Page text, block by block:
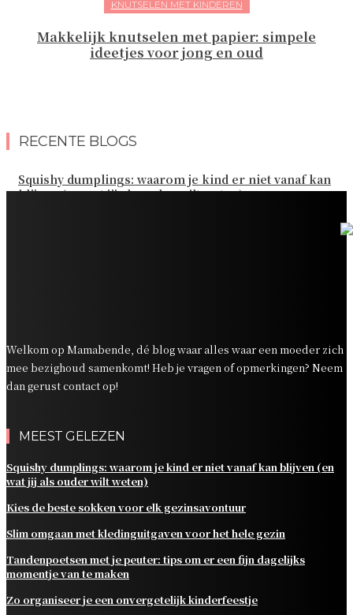
KNUTSELEN MET KINDEREN
Makkelijk knutselen met papier: simpele
ideetjes voor jong en oud
RECENTE BLOGS
Squishy dumplings: waarom je kind er niet vanaf kan
blijven (en wat jij als ouder wilt weten)
Welkom op Mamabende, dé blog waar alles waar een moeder zich
mee bezighoud samenkomt! Heb je vragen of opmerkingen? Neem
dan gerust contact op!
MEEST GELEZEN
Squishy dumplings: waarom je kind er niet vanaf kan blijven (en
wat jij als ouder wilt weten)
Kies de beste sokken voor elk gezinsavontuur
Slim omgaan met kledinguitgaven voor het hele gezin
Tandenpoetsen met je peuter: tips om er een fijn dagelijks
momentje van te maken
Zo organiseer je een onvergetelijk kinderfeestje